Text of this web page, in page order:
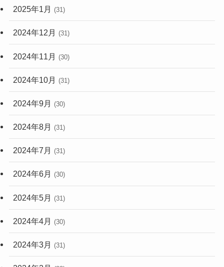
2025年1月 (31)
2024年12月 (31)
2024年11月 (30)
2024年10月 (31)
2024年9月 (30)
2024年8月 (31)
2024年7月 (31)
2024年6月 (30)
2024年5月 (31)
2024年4月 (30)
2024年3月 (31)